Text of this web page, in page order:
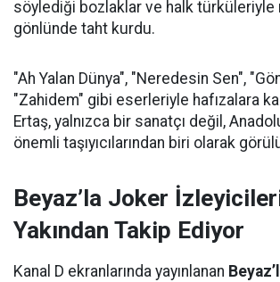
söylediği bozlaklar ve halk türküleriyle
gönlünde taht kurdu.
"Ah Yalan Dünya", "Neredesin Sen",
"Zahidem" gibi eserleriyle hafızalara
Ertaş, yalnızca bir sanatçı değil,
önemli taşıyıcılarından biri olarak
Beyaz’la Joker
Yakından Takip Ediyor
Kanal D ekranlarında yayınlanan